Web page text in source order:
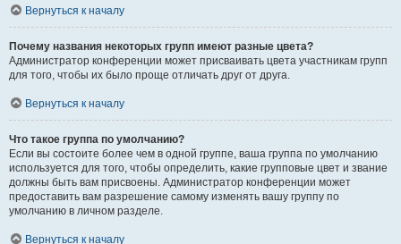
Вернуться к началу
Почему названия некоторых групп имеют разные цвета?
Администратор конференции может присваивать цвета участникам групп
для того, чтобы их было проще отличать друг от друга.
Вернуться к началу
Что такое группа по умолчанию?
Если вы состоите более чем в одной группе, ваша группа по умолчанию
используется для того, чтобы определить, какие групповые цвет и звание
должны быть вам присвоены. Администратор конференции может
предоставить вам разрешение самому изменять вашу группу по
умолчанию в личном разделе.
Вернуться к началу